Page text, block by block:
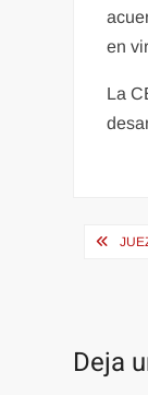
en
La
Deja